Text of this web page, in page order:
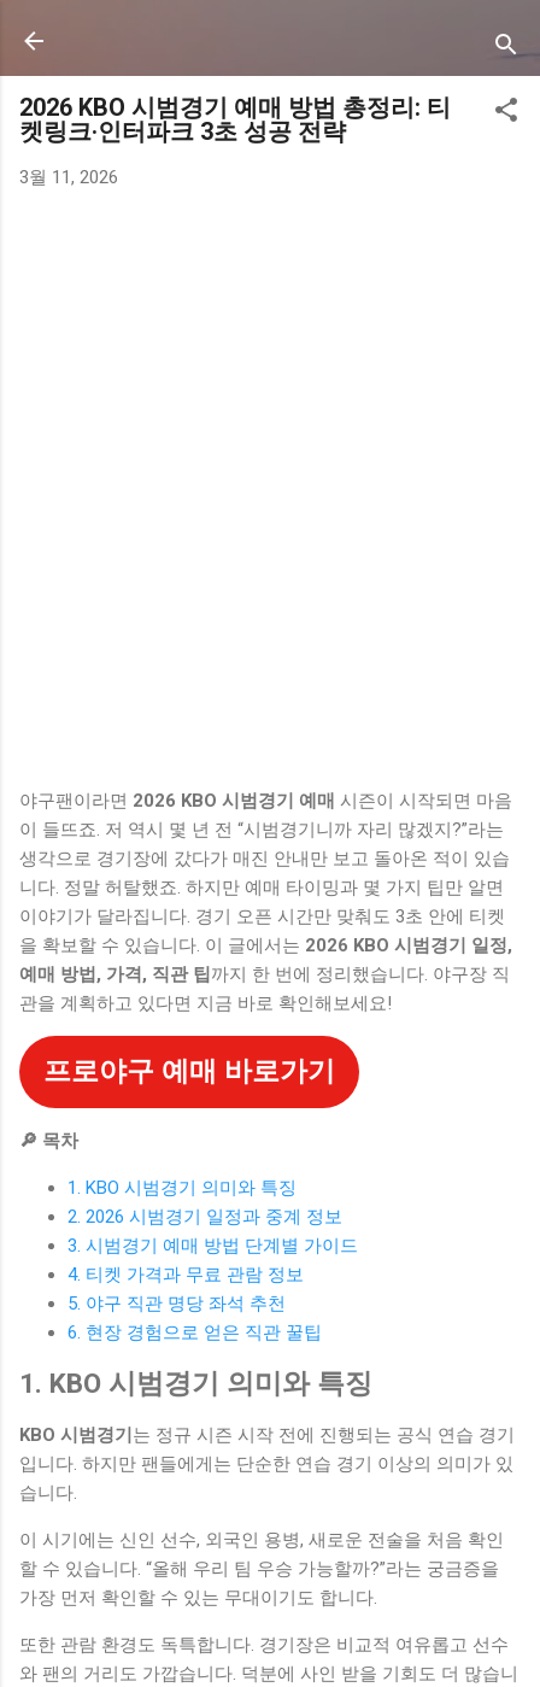
2026 KBO 시범경기 예매 방법 총정리: 티
켓링크·인터파크 3초 성공 전략
3월 11, 2026
야구팬이라면 2026 KBO 시범경기 예매 시즌이 시작되면 마음
이 들뜨죠. 저 역시 몇 년 전 “시범경기니까 자리 많겠지?”라는
생각으로 경기장에 갔다가 매진 안내만 보고 돌아온 적이 있습
니다. 정말 허탈했죠. 하지만 예매 타이밍과 몇 가지 팁만 알면
이야기가 달라집니다. 경기 오픈 시간만 맞춰도 3초 안에 티켓
을 확보할 수 있습니다. 이 글에서는 2026 KBO 시범경기 일정,
예매 방법, 가격, 직관 팁 까지 한 번에 정리했습니다. 야구장 직
관을 계획하고 있다면 지금 바로 확인해보세요!
프로야구 예매 바로가기
🔎 목차
1. KBO 시범경기 의미와 특징
2. 2026 시범경기 일정과 중계 정보
3. 시범경기 예매 방법 단계별 가이드
4. 티켓 가격과 무료 관람 정보
5. 야구 직관 명당 좌석 추천
6. 현장 경험으로 얻은 직관 꿀팁
1. KBO 시범경기 의미와 특징
KBO 시범경기 는 정규 시즌 시작 전에 진행되는 공식 연습 경기
입니다. 하지만 팬들에게는 단순한 연습 경기 이상의 의미가 있
습니다.
이 시기에는 신인 선수, 외국인 용병, 새로운 전술을 처음 확인
할 수 있습니다. “올해 우리 팀 우승 가능할까?”라는 궁금증을
가장 먼저 확인할 수 있는 무대이기도 합니다.
또한 관람 환경도 독특합니다. 경기장은 비교적 여유롭고 선수
와 팬의 거리도 가깝습니다. 덕분에 사인 받을 기회도 더 많습니